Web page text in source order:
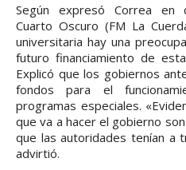
Según expresó Correa en
Cuarto Oscuro (FM La
universitaria hay una
futuro financiamiento de
Explicó que los gobiernos
fondos para el
programas especiales.
que va a hacer el gobierno
que las autoridades tenían a
advirtió.